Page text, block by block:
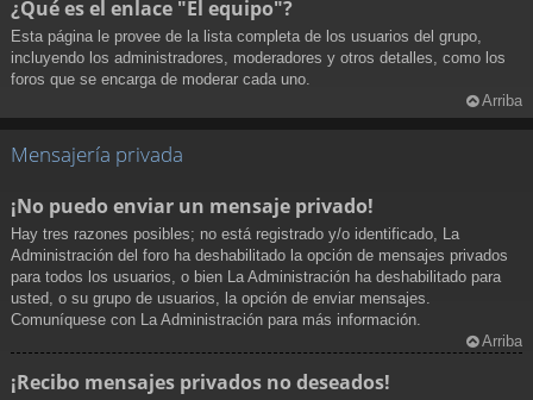
¿Qué es el enlace "El equipo"?
Esta página le provee de la lista completa de los usuarios del grupo,
incluyendo los administradores, moderadores y otros detalles, como los
foros que se encarga de moderar cada uno.
Arriba
Mensajería privada
¡No puedo enviar un mensaje privado!
Hay tres razones posibles; no está registrado y/o identificado, La
Administración del foro ha deshabilitado la opción de mensajes privados
para todos los usuarios, o bien La Administración ha deshabilitado para
usted, o su grupo de usuarios, la opción de enviar mensajes.
Comuníquese con La Administración para más información.
Arriba
¡Recibo mensajes privados no deseados!